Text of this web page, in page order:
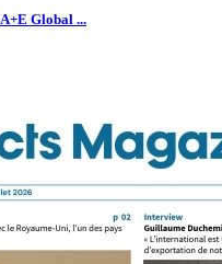
A+E Global ...